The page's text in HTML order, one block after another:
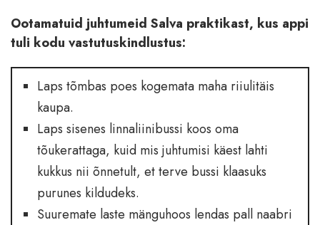
Ootamatuid juhtumeid Salva praktikast, kus appi
tuli kodu vastutuskindlustus:
Laps tõmbas poes kogemata maha riiulitäis
kaupa.
Laps sisenes linnaliinibussi koos oma
tõukerattaga, kuid mis juhtumisi käest lahti
kukkus nii õnnetult, et terve bussi klaasuks
purunes kildudeks.
Suuremate laste mänguhoos lendas pall naabri